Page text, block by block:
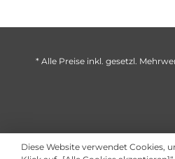
* Alle Preise inkl. gesetzl.
Diese Website verwendet Cookies,